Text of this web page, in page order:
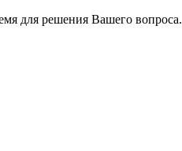
для решения Вашего вопроса.